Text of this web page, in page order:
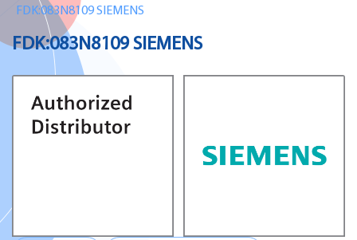
FDK:083N8109 SIEMENS
FDK:083N8109 SIEMENS